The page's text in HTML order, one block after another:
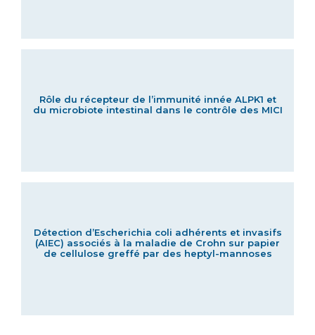
Rôle du récepteur de l’immunité innée ALPK1 et
du microbiote intestinal dans le contrôle des MICI
Détection d’Escherichia coli adhérents et invasifs
(AIEC) associés à la maladie de Crohn sur papier
de cellulose greffé par des heptyl-mannoses